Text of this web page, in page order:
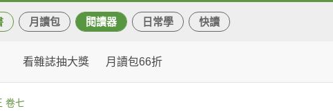
月讀包 閱讀器 日常學 快讀
看雜誌抽大獎 月讀包66折
卷七